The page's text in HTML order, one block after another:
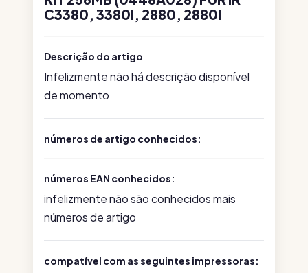
C3380, 3380I, 2880, 2880I
Descrição do artigo
Infelizmente não há descrição disponível
de momento
números de artigo conhecidos:
números EAN conhecidos:
infelizmente não são conhecidos mais
números de artigo
compatível com as seguintes impressoras: